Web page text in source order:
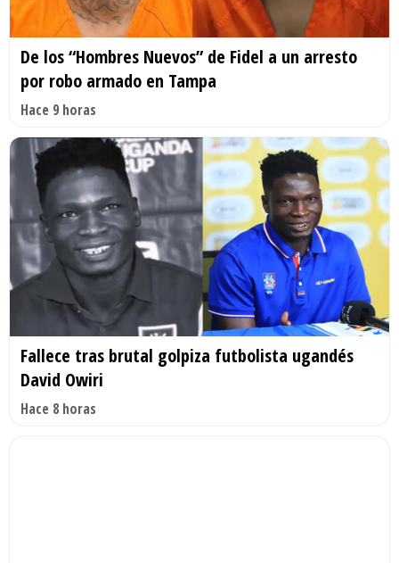
De los “Hombres Nuevos” de Fidel a un arresto
por robo armado en Tampa
Hace 9 horas
Fallece tras brutal golpiza futbolista ugandés
David Owiri
Hace 8 horas